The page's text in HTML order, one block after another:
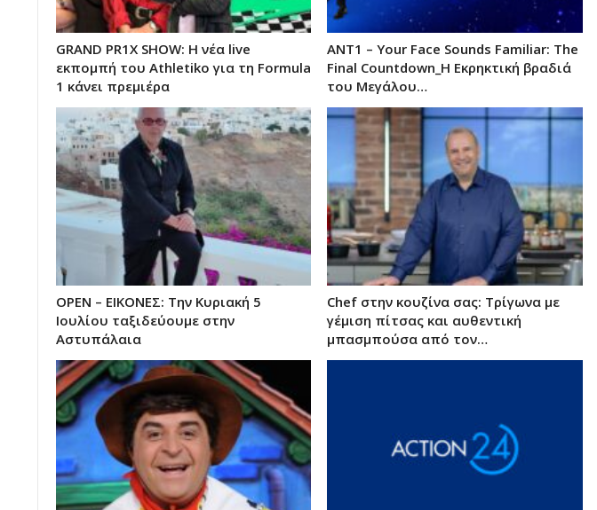
GRAND PR1X SHOW: Η νέα live
εκπομπή του Athletiko για τη Formula
1 κάνει πρεμιέρα
ANT1 – Your Face Sounds Familiar: The
Final Countdown_Η Εκρηκτική βραδιά
του Μεγάλου…
OPEN – ΕΙΚΟΝΕΣ: Την Κυριακή 5
Ιουλίου ταξιδεύουμε στην
Αστυπάλαια
Chef στην κουζίνα σας: Τρίγωνα με
γέμιση πίτσας και αυθεντική
μπασμπούσα από τον…